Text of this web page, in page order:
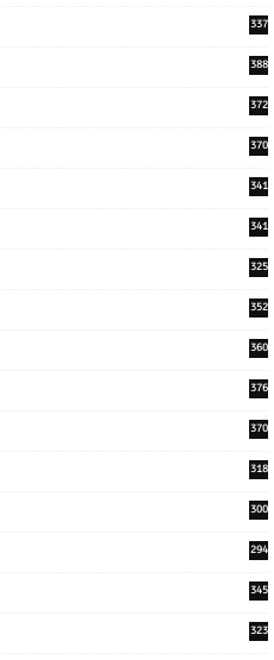
337
388
372
370
341
341
325
352
360
376
370
318
300
294
345
323